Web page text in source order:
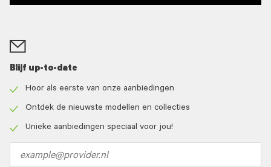
Blijf up-to-date
icon
Hoor als eerste van onze aanbiedingen
icon
Ontdek de nieuwste modellen en collecties
Unieke aanbiedingen speciaal voor jou!
address